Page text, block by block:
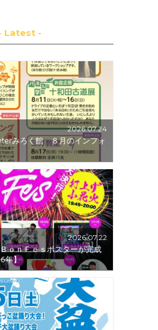
Latest -
2026.07.24
みろく館 ８月のインフォ
2026.07.22
ＢｏｎＦｅｓポスターが完成
年】